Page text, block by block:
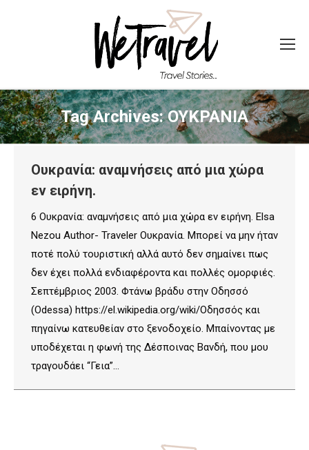
Tag Archives:ΟΥΚΡΑΝΙΑ
Ουκρανία: αναμνήσεις από μια χώρα
εν ειρήνη.
6 Ουκρανία: αναμνήσεις από μια χώρα εν ειρήνη. Elsa
Nezou Author- Traveler Ουκρανία. Μπορεί να μην ήταν
ποτέ πολύ τουριστική αλλά αυτό δεν σημαίνει πως
δεν έχει πολλά ενδιαφέροντα και πολλές ομορφιές.
Σεπτέμβριος 2003. Φτάνω βράδυ στην Οδησσό
(Odessa) https://el.wikipedia.org/wiki/Οδησσός και
πηγαίνω κατευθείαν στο ξενοδοχείο. Μπαίνοντας με
υποδέχεται η φωνή της Δέσποινας Βανδή, που μου
τραγουδάει “Γεια”…